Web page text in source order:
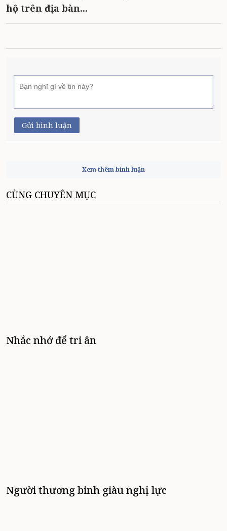
hộ trên địa bàn...
Gửi bình luận
Xem thêm bình luận
CÙNG CHUYÊN MỤC
Nhắc nhớ để tri ân
Người thương binh giàu nghị lực